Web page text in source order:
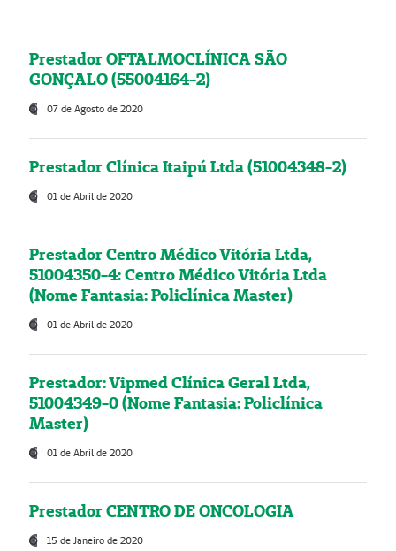
Prestador OFTALMOCLÍNICA SÃO
GONÇALO (55004164-2)
07 de Agosto de 2020
Prestador Clínica Itaipú Ltda (51004348-2)
01 de Abril de 2020
Prestador Centro Médico Vitória Ltda,
51004350-4: Centro Médico Vitória Ltda
(Nome Fantasia: Policlínica Master)
01 de Abril de 2020
Prestador: Vipmed Clínica Geral Ltda,
51004349-0 (Nome Fantasia: Policlínica
Master)
01 de Abril de 2020
Prestador CENTRO DE ONCOLOGIA
15 de Janeiro de 2020